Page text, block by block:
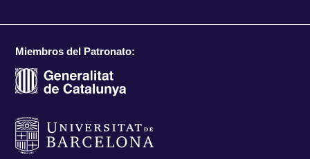
Miembros del Patronato: